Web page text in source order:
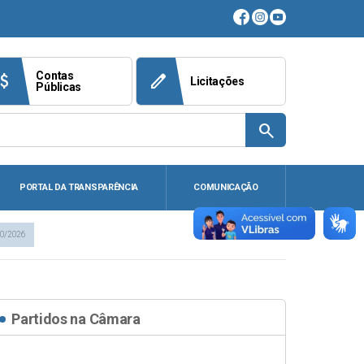
attach_money
Contas
Públicas
edit Licitações
search
PORTAL DA TRANSPARÊNCIA COMUNICAÇÃO
2026
Partidos na Câmara